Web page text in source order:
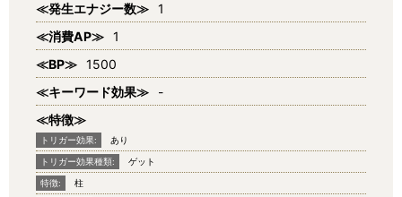
≪発生エナジー数≫ 1
≪消費AP≫ 1
≪BP≫ 1500
≪キーワード効果≫
-
≪特徴≫
トリガー効果: あり
トリガー効果種類: ゲット
特徴: 柱